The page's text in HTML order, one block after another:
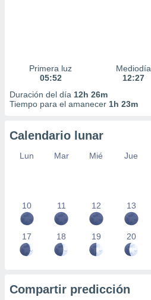
Primera luz
05:52
Mediodía
12:27
Duración del día 12h 26m
Tiempo para el amanecer 1h 23m
Calendario lunar
Lun Mar Mié Jue
10 11 12 13
17 18 19 20
Compartir predicción